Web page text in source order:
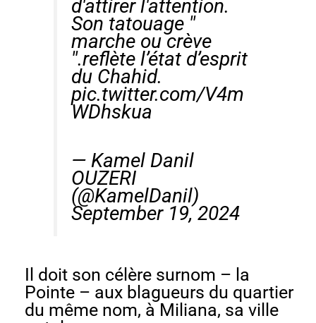
d'attirer l'attention.
Son tatouage ''
marche ou crève
''.reflète l’état d’esprit
du Chahid.
pic.twitter.com/V4m
WDhskua
— Kamel Danil
OUZERI
(@KamelDanil)
September 19, 2024
Il doit son célère surnom – la
Pointe – aux blagueurs du quartier
du même nom, à Miliana, sa ville